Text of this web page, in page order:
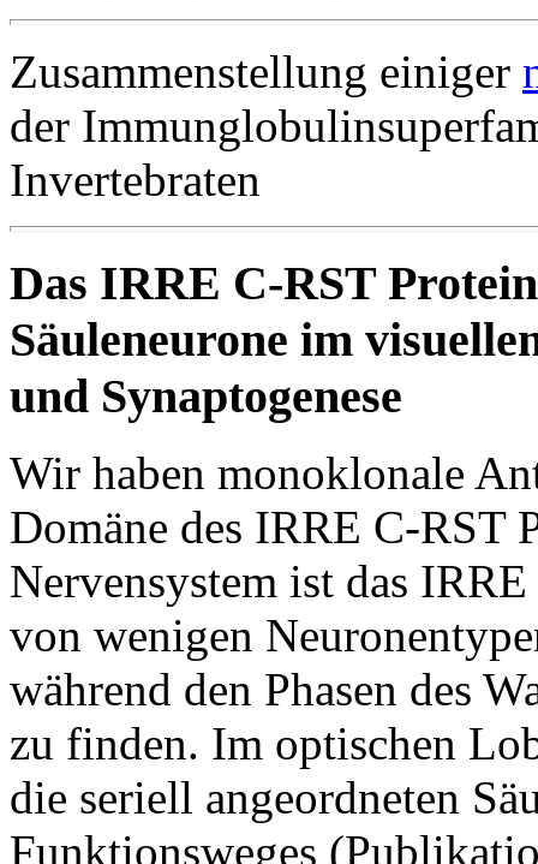
Zusammenstellung einiger
der
Invertebraten
Das IRRE C-RST
Säuleneurone im
und Synaptogenese
Wir haben monoklonale
Domäne des IRRE C-RST
Nervensystem ist das
von wenigen
während den Phasen des
zu finden. Im optischen
die seriell angeordneten
Funktionsweges